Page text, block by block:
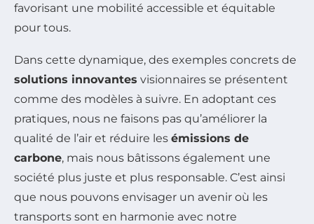
favorisant une mobilité accessible et équitable
pour tous.
Dans cette dynamique, des exemples concrets de
solutions innovantes visionnaires se présentent
comme des modèles à suivre. En adoptant ces
pratiques, nous ne faisons pas qu’améliorer la
qualité de l’air et réduire les émissions de
carbone, mais nous bâtissons également une
société plus juste et plus responsable. C’est ainsi
que nous pouvons envisager un avenir où les
transports sont en harmonie avec notre